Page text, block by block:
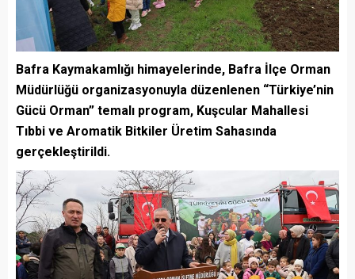
Bafra Kaymakamlığı himayelerinde, Bafra İlçe Orman
Müdürlüğü organizasyonuyla düzenlenen “Türkiye’nin
Gücü Orman” temalı program, Kuşcular Mahallesi
Tıbbi ve Aromatik Bitkiler Üretim Sahasında
gerçekleştirildi.